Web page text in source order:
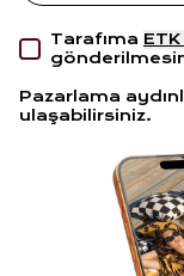
Tarafıma
Pazarlama
ulaşabilirsiniz.